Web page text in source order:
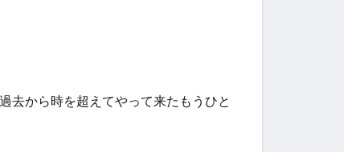
去から時を超えてやって来たもうひと